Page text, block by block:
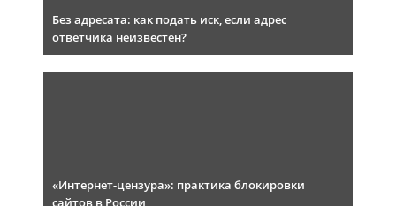
Без адресата: как подать иск, если адрес
ответчика неизвестен?
«Интернет-цензура»: практика блокировки
сайтов в России